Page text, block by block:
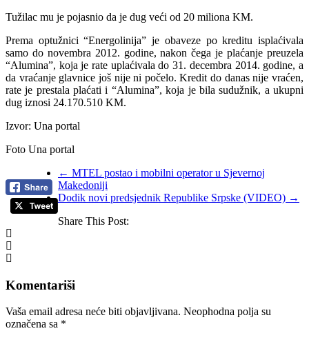
Tužilac mu je pojasnio da je dug veći od 20 miliona KM.
Prema optužnici “Energolinija” je obaveze po kreditu isplaćivala
samo do novembra 2012. godine, nakon čega je plaćanje preuzela
“Alumina”, koja je rate uplaćivala do 31. decembra 2014. godine, a
da vraćanje glavnice još nije ni počelo. Kredit do danas nije vraćen,
rate je prestala plaćati i “Alumina”, koja je bila sudužnik, a ukupni
dug iznosi 24.170.510 KM.
Izvor: Una portal
Foto Una portal
← MTEL postao i mobilni operator u Sjevernoj
Makedoniji
Dodik novi predsjednik Republike Srpske (VIDEO) →
Share This Post:
Komentariši
Vaša email adresa neće biti objavljivana. Neophodna polja su
označena sa *